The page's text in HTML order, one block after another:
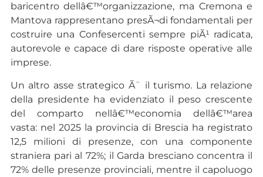
baricentro dellâ€™organizzazione, ma Cremona e
Mantova rappresentano presÃ¬di fondamentali per
costruire una Confesercenti sempre piÃ¹ radicata,
autorevole e capace di dare risposte operative alle
imprese.
Un altro asse strategico Ã¨ il turismo. La relazione
della presidente ha evidenziato il peso crescente
del comparto nellâ€™economia dellâ€™area
vasta: nel 2025 la provincia di Brescia ha registrato
12,5 milioni di presenze, con una componente
straniera pari al 72%; il Garda bresciano concentra il
72% delle presenze provinciali, mentre il capoluogo